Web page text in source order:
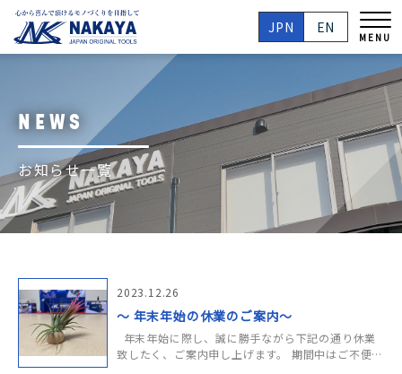
JPN EN
MENU
NEWS
お知らせ一覧
2023.12.26
～ 年末年始の休業のご案内～
致したく、ご案内申し上げます。 期間中はご不便を